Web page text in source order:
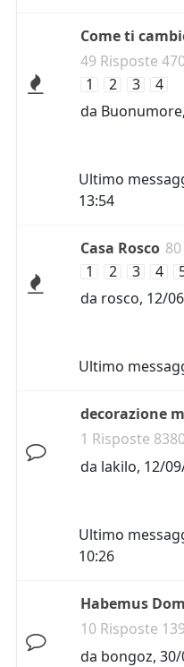
Come ti
49 Risposte
1
2 3
4
da Buonumore,
Ultimo
13:54
Casa Rosco
1
2 3 4
da rosco, 12/
Ultimo
decorazione
1 Risposte
da lakilo, 12/
Ultimo
10:26
Habemus
10 Risposte
da bongoz, 30/